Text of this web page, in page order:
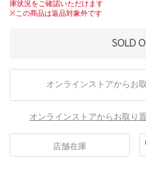
庫状況をご確認いただけます
※この商品は返品対象外です
SOLD
オンラインストアからお
オンラインストアからお取り
店舗在庫